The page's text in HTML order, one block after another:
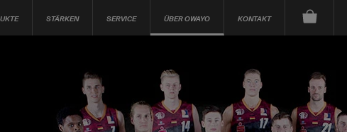
STÄRKEN SERVICE ÜBER OWAYO KONTAKT